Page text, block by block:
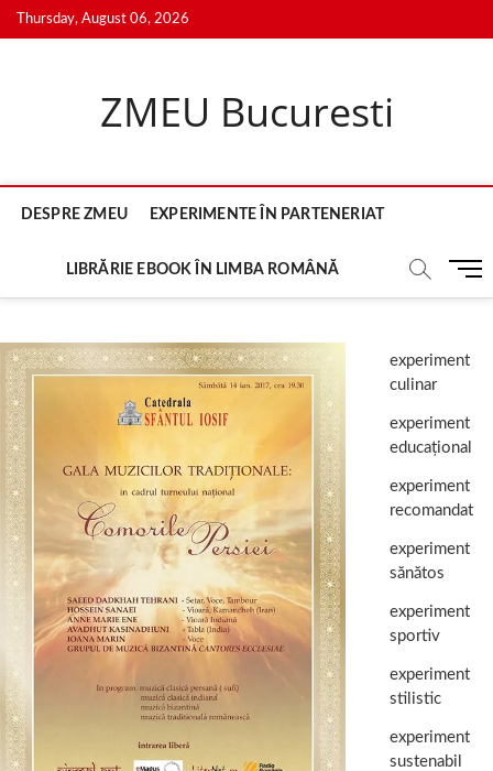
Skip
to
Thursday, August 06, 2026
ZMEU Bucuresti
DESPRE ZMEU EXPERIMENTE ÎN PARTENERIAT
LIBRĂRIE EBOOK ÎN LIMBA ROMÂNĂ
M
B
n
experiment
culinar
experiment
educațional
experiment
recomandat
experiment
sănătos
experiment
sportiv
experiment
stilistic
experiment
sustenabil